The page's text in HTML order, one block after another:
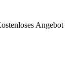
Angebot